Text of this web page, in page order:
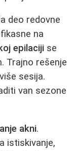
deo redovne
na
epilaciji se
Trajno rešenje
sesija.
van sezone
akni.
istiskivanje,